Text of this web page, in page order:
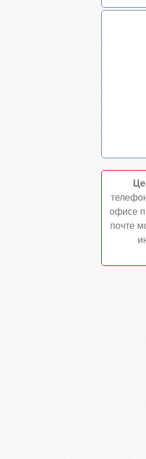
офисе
почте